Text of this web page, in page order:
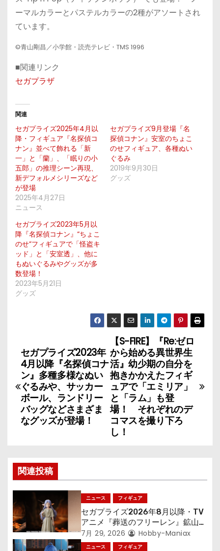
ーマルカラーとパステルカラーの2種がアソートされ
ています。
©青山剛昌／小学館・読売テレビ・TMS 1996
■関連リンク
セガプラザ
関連
セガプライズ2025年4月以
降・フィギュア『名探偵コ
ナン』並べて飾れる「新
一」と「蘭」、「眠りの小
五郎」の推理シーン再現、
新デフォルメシリーズなど
が登場
2025年4月27日
ニュース
セガプライズ9月登場『名
探偵コナン』安室のちょこ
のせフィギュア、各種ぬい
ぐるみ
2019年9月30日
グッズ
セガプライズ2023年5月以
降『名探偵コナン』”ちょこ
のせ”フィギュアで「怪盗キ
ッド」と「安室透」、他に
もぬいぐるみやグッズが多
数登場！
2023年5月21日
グッズ
投
稿
ナ
ビ
ゲ
シ
ョ
ン
【S-FIRE】『Re:ゼロ
から始める異世界生
活』幼少期の自分を
抱きかかえたフィギ
ュアで「エミリア」
と「ラム」も登
場！ それぞれのデ
コマスを撮り下ろ
し！
セガプライズ2023年
4月以降『名探偵コナ
ン』多種多様なぬい
ぐるみや、サッカー
ボール、ランドリー
バッグなどさまざま
なグッズが登場！
関連投稿
ニュース フィギュア
セガプライズ2026年8月以降・TV
アニメ『葬送のフリーレン』鉱山で
300年働くことになっっちゃった
「フリーレン」を立体化！
7月 29, 2026 Hobby-Maniax
ニュース フィギュア